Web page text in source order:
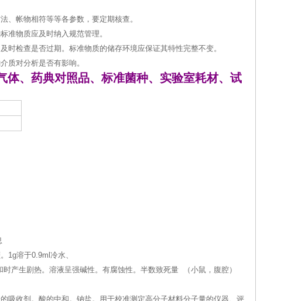
、帐物相符等等各参数，要定期核查。
准物质应及时纳入规范管理。
检查是否过期。标准物质的储存环境应保证其特性完整不变。
质对分析是否有影响。
、药典对照品、标准菌种、实验室耗材、试
1g溶于0.9ml冷水、
产生剧热。溶液呈强碱性。有腐蚀性。半数致死量 （小鼠，腹腔）
吸收剂。酸的中和。钠盐。用于校准测定高分子材料分子量的仪器、评